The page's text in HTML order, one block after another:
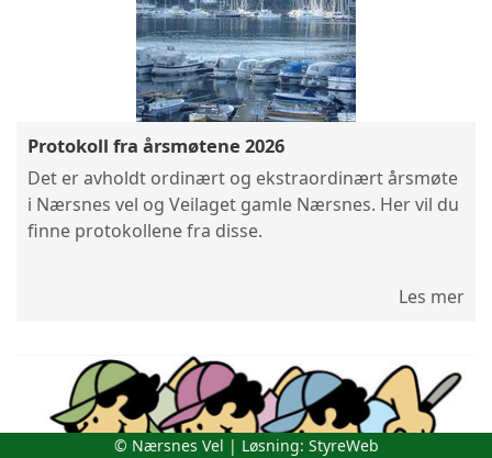
Protokoll fra årsmøtene 2026
Det er avholdt ordinært og ekstraordinært årsmøte
i Nærsnes vel og Veilaget gamle Nærsnes. Her vil du
finne protokollene fra disse.
Les mer
© Nærsnes Vel | Løsning: StyreWeb